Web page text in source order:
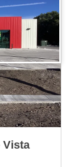
Vista